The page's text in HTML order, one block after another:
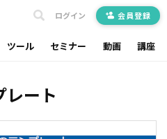
ツール セミナー 動画 講座
ログイン 会員登録
レート